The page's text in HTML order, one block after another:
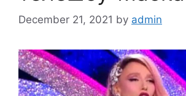
December 21, 2021 by admin